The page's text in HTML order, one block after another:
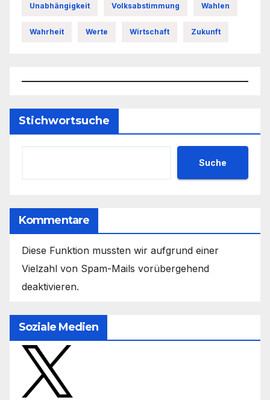
Unabhängigkeit Volksabstimmung Wahlen
Wahrheit Werte Wirtschaft Zukunft
Stichwortsuche
Suche
Kommentare
Diese Funktion mussten wir aufgrund einer
Vielzahl von Spam-Mails vorübergehend
deaktivieren.
Soziale Medien